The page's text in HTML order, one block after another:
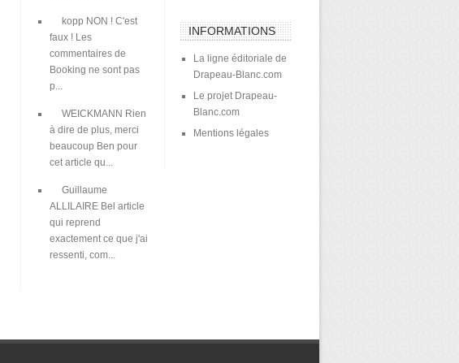
kopp NON ! C'est
faux ! Les
commentaires de
Booking ne sont pas
p...
WEICKMANN Rien
à dire de plus, merci
beaucoup Ben pour
cet article qu...
Guillaume
ALLILAIRE Bel article
qui reprend
exactement ce que j'ai
ressenti, com...
INFORMATIONS
La ligne éditoriale de
Drapeau-Blanc.com
Le projet Drapeau-
Blanc.com
Mentions légales